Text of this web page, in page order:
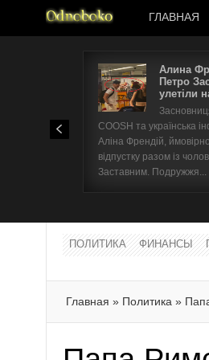
ГЛАВНАЯ
Алина
Петро
улетіли
COOSH та українська
Аліна Френдій,
відпустку разом із
Заставним. Подружжя...
ПОЛИТИКА ФИНАНСЫ
Главная » Политика »